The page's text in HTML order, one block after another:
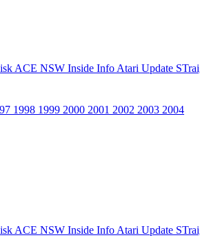
ACE NSW Inside Info Atari Update
1998 1999 2000 2001 2002 2003 2004
ACE NSW Inside Info Atari Update